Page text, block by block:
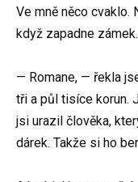
Ve mně něco cvaklo.
když zapadne zámek.
— Romane, — řekla
tři a půl tisíce korun.
jsi urazil člověka,
dárek. Takže si ho